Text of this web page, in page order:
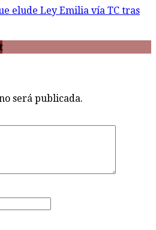
elude Ley Emilia vía TC tras
será publicada.